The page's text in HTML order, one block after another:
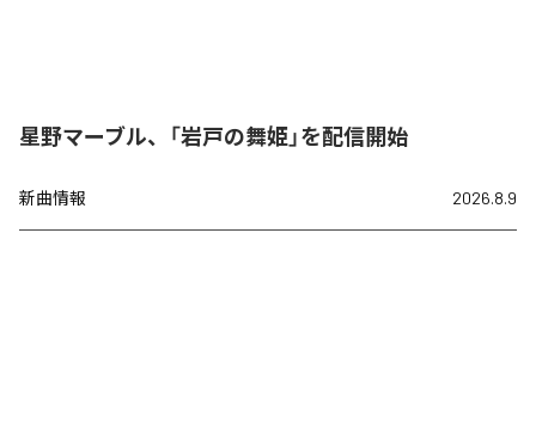
星野マーブル、「岩戸の舞姫」を配信開始
新曲情報 2026.8.9